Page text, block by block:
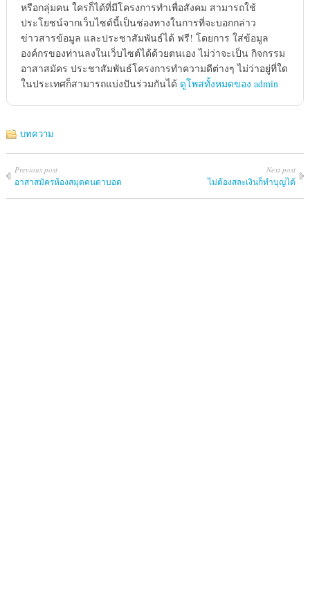
หรือกลุ่มคน ใครก็ได้ที่มีโครงการทำเพื่อสังคม สามารถใช้
ประโยชน์จากเว็บไซต์นี้เป็นช่องทางในการที่จะบอกกล่าว
ข่าวสารข้อมูล และประชาสัมพันธ์ได้ ฟรี! โดยการ ใส่ข้อมูล
องค์กรของท่านลงในเว็บไซต์ได้ด้วยตนเอง ไม่ว่าจะเป็น กิจกรรม
อาสาสมัคร ประชาสัมพันธ์โครงการทำความดีต่างๆ ไม่ว่าอยู่ที่ใด
ในประเทศก็สามารถแบ่งปันร่วมกันได้ ดูโพสทั้งหมดของ admin
บทความ
Previous post
อาสาสมัครห้องสมุดคนตาบอด
Next post
ไม่ต้องสละเงินก็ทำบุญได้